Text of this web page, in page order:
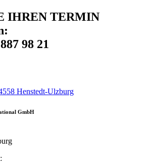
IHREN TERMIN
98 21
Henstedt-Ulzburg
GmbH